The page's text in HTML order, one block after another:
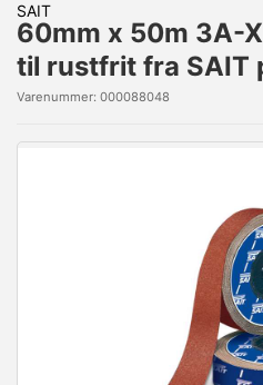
SAIT
60mm x 50m 3A-
til rustfrit fra SAIT
Varenummer: 000088048